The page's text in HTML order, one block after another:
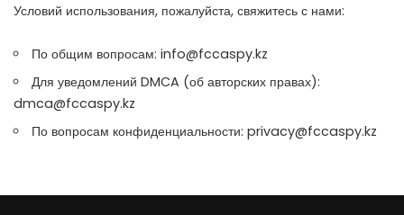
Условий использования, пожалуйста, свяжитесь с нами:
По общим вопросам:info@fccaspy.kz
Для уведомлений DMCA (об авторских правах):
dmca@fccaspy.kz
По вопросам конфиденциальности:privacy@fccaspy.kz